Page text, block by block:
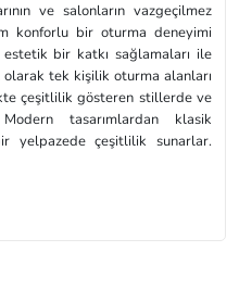
ve salonların vazgeçilmez
konforlu bir oturma deneyimi
bir katkı sağlamaları ile
tek kişilik oturma alanları
çeşitlilik gösteren stillerde ve
tasarımlardan klasik
yelpazede çeşitlilik sunarlar.